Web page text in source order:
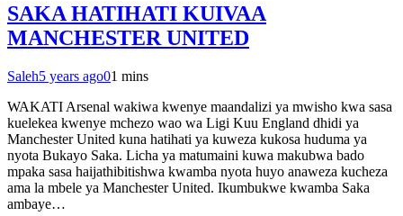
SAKA HATIHATI KUIVAA
MANCHESTER UNITED
Saleh5 years ago01 mins
WAKATI Arsenal wakiwa kwenye maandalizi ya mwisho kwa sasa
kuelekea kwenye mchezo wao wa Ligi Kuu England dhidi ya
Manchester United kuna hatihati ya kuweza kukosa huduma ya
nyota Bukayo Saka. Licha ya matumaini kuwa makubwa bado
mpaka sasa haijathibitishwa kwamba nyota huyo anaweza kucheza
ama la mbele ya Manchester United. Ikumbukwe kwamba Saka
ambaye…